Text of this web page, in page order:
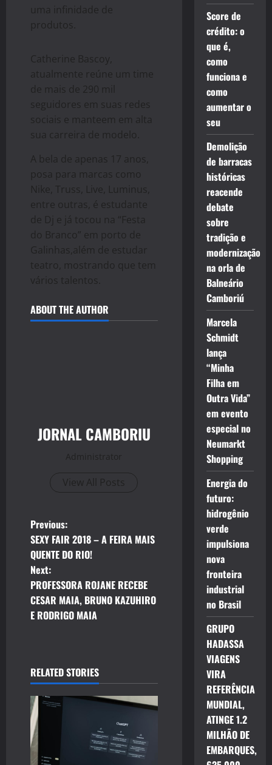
uma infinidade de
produtos.
Catherine Bascoy,
atualmente reúne um time
de mais de 290 mil
seguidores em suas redes
sociais e manteem em alta
sua carreira de modelo.
A bela de apenas 17 anos,
posa para marcas como
Nike, Truss, Live, Luminus,
entre outras, é estudante
de Dj e já tocou na “Festa
do Branco” em porto de
Galinhas,além de estudar
teatro, mostrando que tem
vários talentos.
ABOUT THE AUTHOR
JORNAL CAMBORIU
Administrator
View All Posts
P
o
s
t
v
i
g
a
Previous:
SEXY FAIR 2018 – A FEIRA MAIS
QUENTE DO RIO!
Next:
PROFESSORA ROJANE RECEBE
CESAR MAIA, BRUNO KAZUHIRO
E RODRIGO MAIA
RELATED STORIES
Score de
crédito: o
que é,
como
funciona e
como
aumentar o
seu
Demolição
de barracas
históricas
reacende
debate
sobre
tradição e
modernização
na orla de
Balneário
Camboriú
Marcela
Schmidt
lança
“Minha
Filha em
Outra Vida”
em evento
especial no
Neumarkt
Shopping
Energia do
futuro:
hidrogênio
verde
impulsiona
nova
fronteira
industrial
no Brasil
GRUPO
HADASSA
VIAGENS
VIRA
REFERÊNCIA
MUNDIAL,
ATINGE 1.2
MILHÃO DE
EMBARQUES,